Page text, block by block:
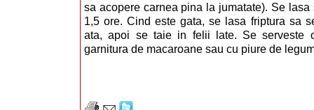
sa acopere carnea pina la jumatate). Se
1,5 ore. Cind este gata, se lasa friptura sa
ata, apoi se taie in felii late. Se serveste
garnitura de macaroane sau cu piure de